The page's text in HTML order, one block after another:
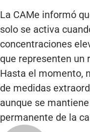
La CAMe informó
solo se activa
concentraciones
que representen un
Hasta el momento,
de medidas
aunque se
permanente de la